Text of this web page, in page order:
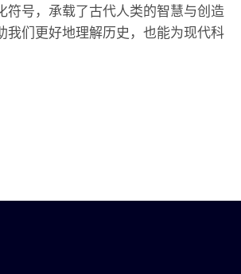
号，承载了古代人类的智慧与创造
们更好地理解历史，也能为现代科